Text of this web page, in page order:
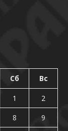
Сб Вс
1
2
8
9